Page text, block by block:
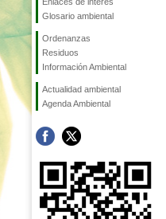
Glosario ambiental
Ordenanzas
Residuos
Información Ambiental
Actualidad ambiental
Agenda Ambiental